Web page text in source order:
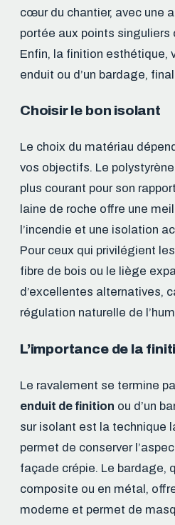
cœur du chantier, avec une
portée aux points
Enfin, la finition esthétique,
enduit ou d’un bardage,
Choisir le bon isolant
Le choix du matériau
vos objectifs. Le
plus courant pour son
laine de roche offre une
l’incendie et une isolation
Pour ceux qui privilégient
fibre de bois ou le liège
d’excellentes alternatives,
régulation naturelle de
L’importance de la
Le ravalement se termine
enduit de finition ou d’un
sur isolant est la technique
permet de conserver
façade crépie. Le bardage,
composite ou en métal,
moderne et permet de